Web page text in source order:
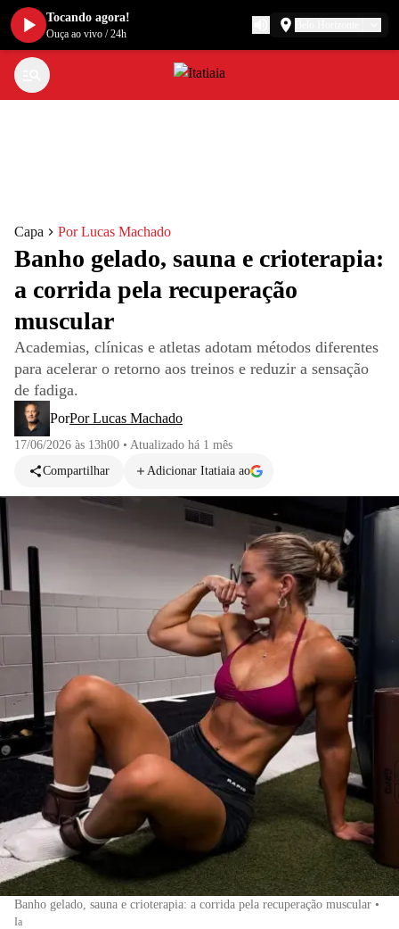
Capa Por Lucas Machado
Banho gelado, sauna e crioterapia:
a corrida pela recuperação
muscular
Academias, clínicas e atletas adotam métodos diferentes
para acelerar o retorno aos treinos e reduzir a sensação
de fadiga.
PorPor Lucas Machado
17/06/2026 às 13h00 • Atualizado há 1 mês
Compartilhar
Adicionar Itatiaia ao
Banho gelado, sauna e crioterapia: a corrida pela recuperação muscular •
Ia
Tocando agora!
Ouça ao vivo /24h